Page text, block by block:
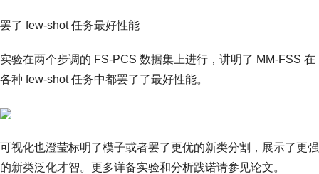
罢了 few-shot 任务最好性能
实验在两个步调的 FS-PCS 数据集上进行，讲明了 MM-FSS 在
各种 few-shot 任务中都罢了了最好性能。
可视化也澄莹标明了模子或者罢了更优的新类分割，展示了更强
的新类泛化才智。更多详备实验和分析践诺请参见论文。